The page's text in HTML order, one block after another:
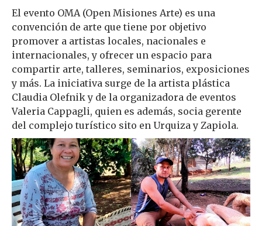
El evento OMA (Open Misiones Arte) es una
convención de arte que tiene por objetivo
promover a artistas locales, nacionales e
internacionales, y ofrecer un espacio para
compartir arte, talleres, seminarios, exposiciones
y más. La iniciativa surge de la artista plástica
Claudia Olefnik y de la organizadora de eventos
Valeria Cappagli, quien es además, socia gerente
del complejo turístico sito en Urquiza y Zapiola.